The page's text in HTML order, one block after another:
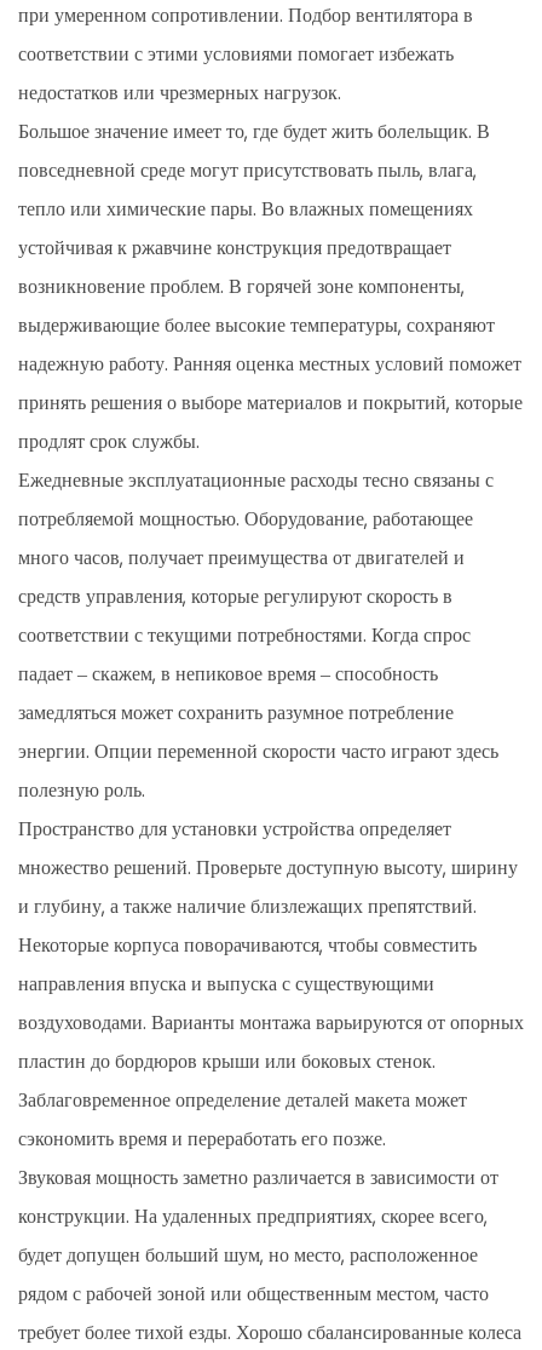
при умеренном сопротивлении. Подбор вентилятора в
соответствии с этими условиями помогает избежать
недостатков или чрезмерных нагрузок.
Большое значение имеет то, где будет жить болельщик. В
повседневной среде могут присутствовать пыль, влага,
тепло или химические пары. Во влажных помещениях
устойчивая к ржавчине конструкция предотвращает
возникновение проблем. В горячей зоне компоненты,
выдерживающие более высокие температуры, сохраняют
надежную работу. Ранняя оценка местных условий поможет
принять решения о выборе материалов и покрытий, которые
продлят срок службы.
Ежедневные эксплуатационные расходы тесно связаны с
потребляемой мощностью. Оборудование, работающее
много часов, получает преимущества от двигателей и
средств управления, которые регулируют скорость в
соответствии с текущими потребностями. Когда спрос
падает – скажем, в непиковое время – способность
замедляться может сохранить разумное потребление
энергии. Опции переменной скорости часто играют здесь
полезную роль.
Пространство для установки устройства определяет
множество решений. Проверьте доступную высоту, ширину
и глубину, а также наличие близлежащих препятствий.
Некоторые корпуса поворачиваются, чтобы совместить
направления впуска и выпуска с существующими
воздуховодами. Варианты монтажа варьируются от опорных
пластин до бордюров крыши или боковых стенок.
Заблаговременное определение деталей макета может
сэкономить время и переработать его позже.
Звуковая мощность заметно различается в зависимости от
конструкции. На удаленных предприятиях, скорее всего,
будет допущен больший шум, но место, расположенное
рядом с рабочей зоной или общественным местом, часто
требует более тихой езды. Хорошо сбалансированные колеса